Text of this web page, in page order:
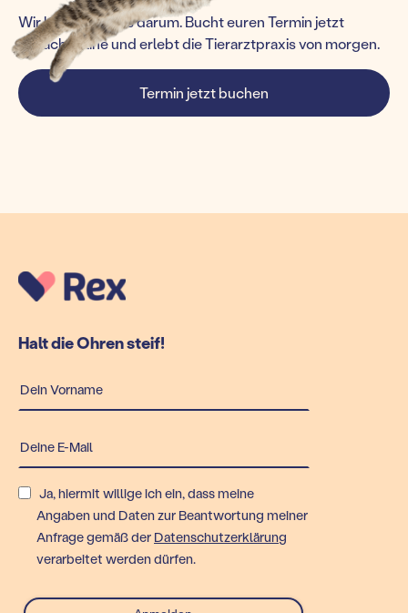
Wir kümmern uns darum. Bucht euren Termin jetzt
einfach online und erlebt die Tierarztpraxis von morgen.
Termin jetzt buchen
Halt die Ohren steif!
Ja, hiermit willige ich ein, dass meine
Angaben und Daten zur Beantwortung meiner
Anfrage gemäß der Datenschutzerklärung
verarbeitet werden dürfen.